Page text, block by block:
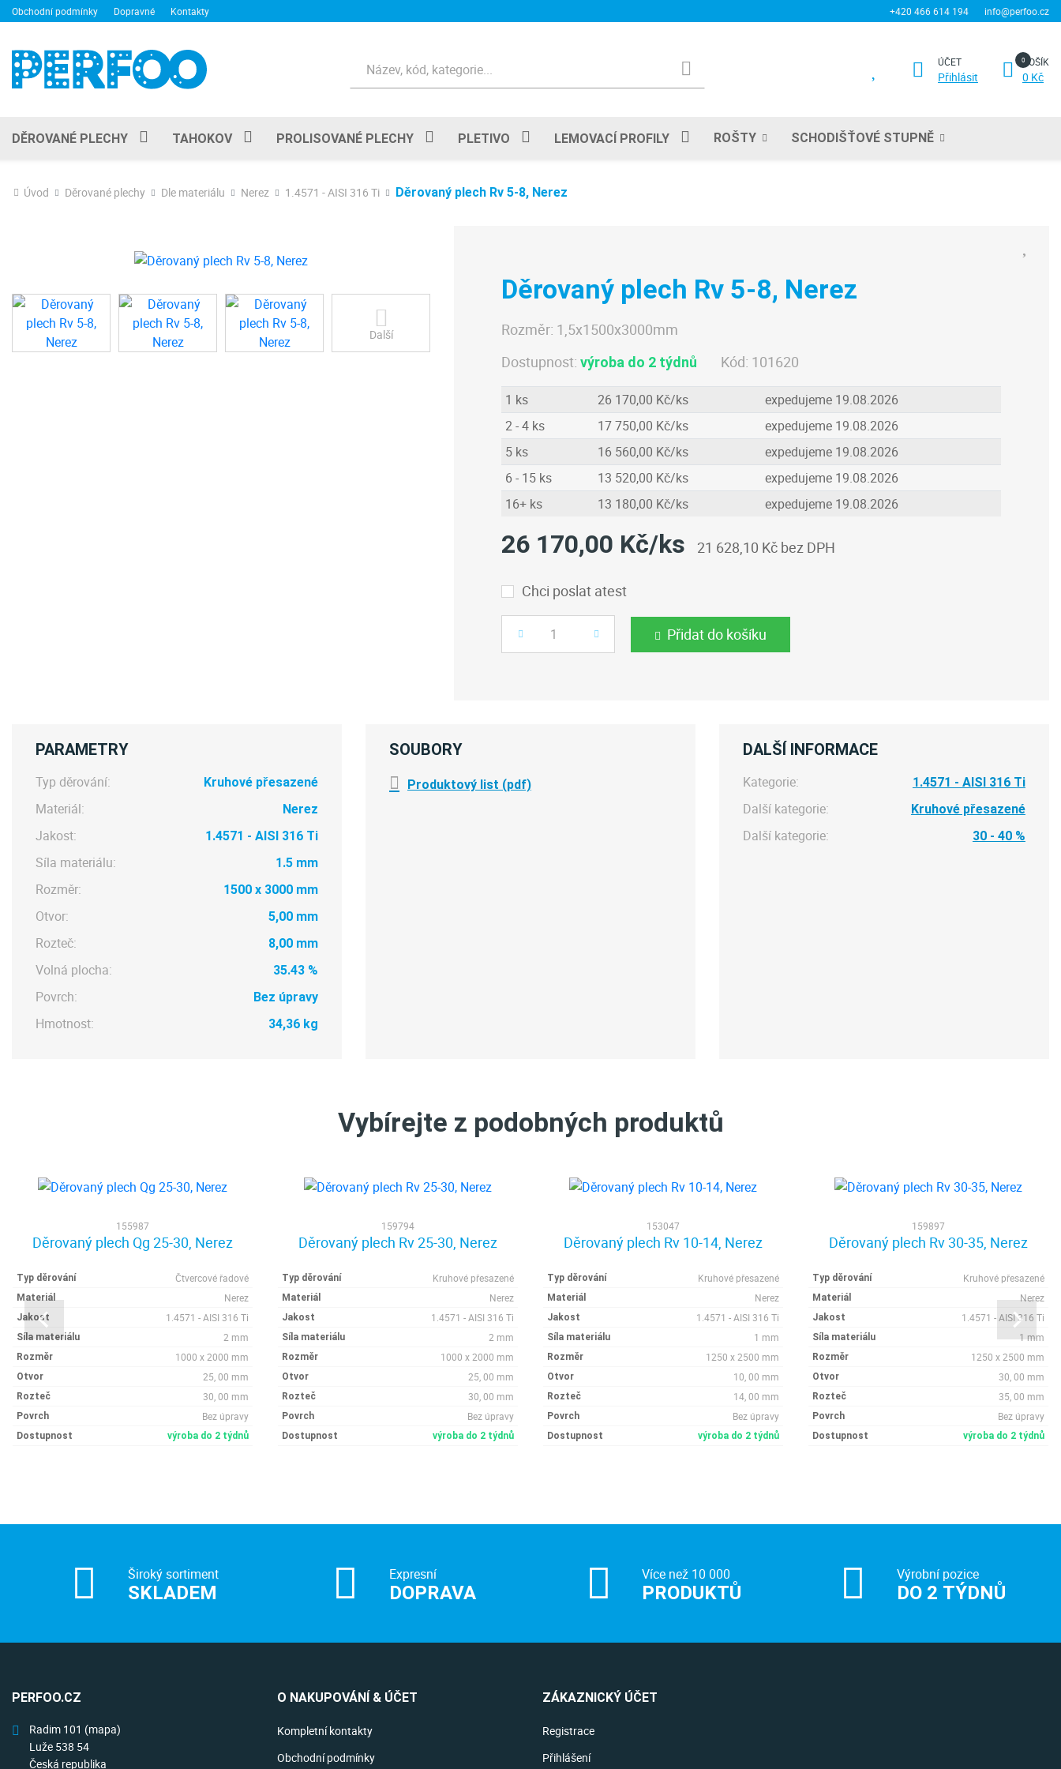
Obchodní podmínky Dopravné Kontakty +420 466 614 194 info@perfoo.cz
ÚČET
Přihlásit
KOŠÍK
0 Kč
DĚROVANÉ PLECHY TAHOKOV PROLISOVANÉ PLECHY PLETIVO LEMOVACÍ PROFILY ROŠTY SCHODIŠŤOVÉ STUPNĚ
Úvod Děrované plechy Dle materiálu Nerez 1.4571 - AISI 316 Ti Děrovaný plech Rv 5-8, Nerez
Další
Děrovaný plech Rv 5-8, Nerez
Rozměr: 1,5x1500x3000mm
Dostupnost: výroba do 2 týdnů Kód: 101620
1 ks 26 170,00 Kč/ks
expedujeme 19.08.2026
2 - 4 ks
17 750,00 Kč/ks
expedujeme 19.08.2026
5 ks
16 560,00 Kč/ks
expedujeme 19.08.2026
6 - 15 ks
13 520,00 Kč/ks
expedujeme 19.08.2026
16+ ks
13 180,00 Kč/ks expedujeme 19.08.2026
26 170,00 Kč/ks 21 628,10 Kč bez DPH
Chci poslat atest
Počet Přidat do košíku
PARAMETRY
Typ děrování: Kruhové přesazené
Materiál: Nerez
Jakost: 1.4571 - AISI 316 Ti
Síla materiálu: 1.5 mm
Rozměr: 1500 x 3000 mm
Otvor: 5,00 mm
Rozteč: 8,00 mm
Volná plocha: 35.43 %
Povrch: Bez úpravy
Hmotnost: 34,36 kg
SOUBORY
Produktový list (pdf)
DALŠÍ INFORMACE
Kategorie: 1.4571 - AISI 316 Ti
Další kategorie: Kruhové přesazené
Další kategorie: 30 - 40 %
Vybírejte z podobných produktů
155987
Děrovaný plech Qg 25-30, Nerez
Typ děrování Čtvercové řadové
Materiál Nerez
Jakost 1.4571 - AISI 316 Ti
Síla materiálu 2 mm
Rozměr 1000 x 2000 mm
Otvor 25, 00 mm
Rozteč 30, 00 mm
Povrch Bez úpravy
Dostupnost výroba do 2 týdnů
159794
Děrovaný plech Rv 25-30, Nerez
Typ děrování Kruhové přesazené
Materiál Nerez
Jakost 1.4571 - AISI 316 Ti
Síla materiálu 2 mm
Rozměr 1000 x 2000 mm
Otvor 25, 00 mm
Rozteč 30, 00 mm
Povrch Bez úpravy
Dostupnost výroba do 2 týdnů
153047
Děrovaný plech Rv 10-14, Nerez
Typ děrování Kruhové přesazené
Materiál Nerez
Jakost 1.4571 - AISI 316 Ti
Síla materiálu 1 mm
Rozměr 1250 x 2500 mm
Otvor 10, 00 mm
Rozteč 14, 00 mm
Povrch Bez úpravy
Dostupnost výroba do 2 týdnů
159897
Děrovaný plech Rv 30-35, Nerez
Typ děrování Kruhové přesazené
Materiál Nerez
Jakost 1.4571 - AISI 316 Ti
Síla materiálu 1 mm
Rozměr 1250 x 2500 mm
Otvor 30, 00 mm
Rozteč 35, 00 mm
Povrch Bez úpravy
Dostupnost výroba do 2 týdnů
Široký sortiment
SKLADEM
Expresní
DOPRAVA
Více než 10 000
PRODUKTŮ
Výrobní pozice
DO 2 TÝDNŮ
PERFOO.CZ
Radim 101 (mapa)
Luže 538 54
Česká republika
O NAKUPOVÁNÍ & ÚČET
Kompletní kontakty
Obchodní podmínky
ZÁKAZNICKÝ ÚČET
Registrace
Přihlášení